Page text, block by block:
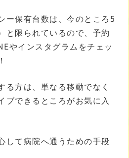
ー保有台数は、今のところ5
と限られているので、予約
やインスタグラムをチェッ
る方は、単なる移動でなく
ブできるところがお気に入
して病院へ通うための手段